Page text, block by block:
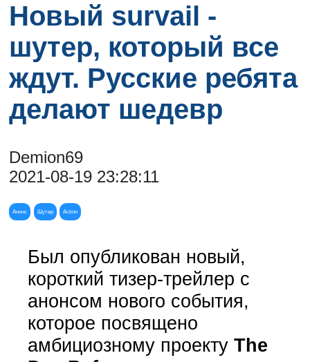
Новый survail -
шутер, который все
ждут. Русские ребята
делают шедевр
Demion69
2021-08-19 23:28:11
Анонс Шутер Action
Был опубликован новый,
короткий тизер-трейлер с
анонсом нового события,
которое посвящено
амбициозному проектуThe